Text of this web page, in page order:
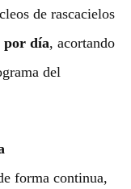
de rascacielos
por día, acortando
del
forma continua,